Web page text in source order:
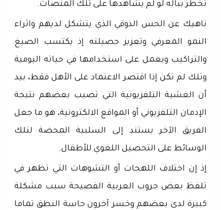
تخطر بباله لو لم يشاهدها على تلك المنصات.
ناهيك عن الحس الذوقي الذي يتشكل لديهم واثراء
النمو المعرفي وتعزيز حصيلته إذ يكتسب الصيغ
والتراكيب ويعمل على استخدامها في حياته اليومية
وتلك لم تكن إذا اقتصر الاعتماد على الأهل فقط، بيد
أن الغشية التلفزيونية التي تصيب بعضهم نتيجة
الإدمان التلفزيوني أو المواقع الالكترونية، هو ما جعل
الفريق الآخر يستند إلى السلبية المحضة لتلك
الوسائط على التحصيل اللغوي للأطفال.
إذ إن اختلاف اللهجات أو التشوهات التي تظهر في
تلفظ بعض حروب العربية الفصيحة سبب مشكلة
كبيرة لدى بعضهم وخسر آخرون حاسة النطق تماما